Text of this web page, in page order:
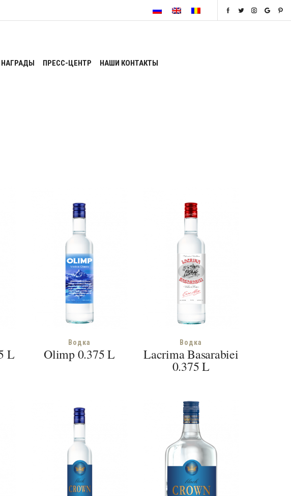
НАГРАДЫ ПРЕСС-ЦЕНТР НАШИ КОНТАКТЫ
L
Водка
Olimp 0.375 L
Водка
Lacrima Basarabiei
0.375 L